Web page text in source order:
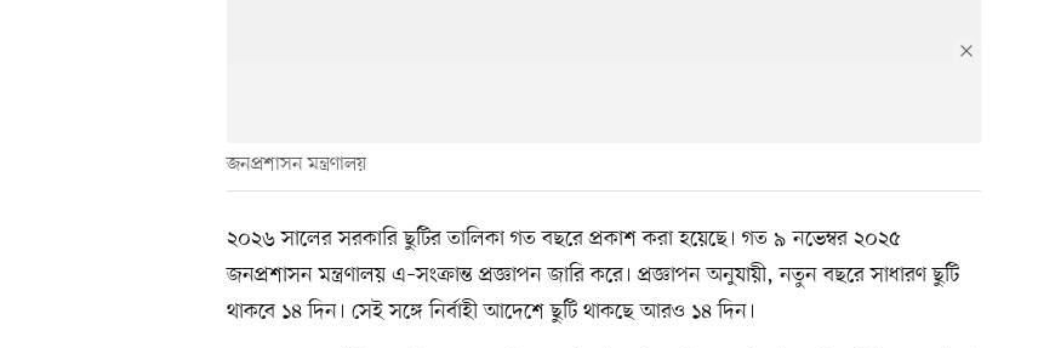
জনপ্রশাসন মন্ত্রণালয়
২০২৬ সালের সরকারি ছুটির তালিকা গত বছরে প্রকাশ করা হয়েছে। গত ৯ নভেম্বর ২০২৫
জনপ্রশাসন মন্ত্রণালয় এ–সংক্রান্ত প্রজ্ঞাপন জারি করে। প্রজ্ঞাপন অনুযায়ী, নতুন বছরে সাধারণ ছুটি
থাকবে ১৪ দিন। সেই সঙ্গে নির্বাহী আদেশে ছুটি থাকছে আরও ১৪ দিন।